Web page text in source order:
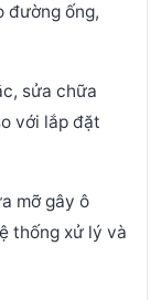
đường ống,
sửa chữa
với lắp đặt
mỡ gây ô
thống xử lý và